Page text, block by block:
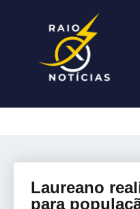
Laureano
para